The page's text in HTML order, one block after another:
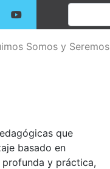
Somos y Seremos
que
basado en
y práctica,